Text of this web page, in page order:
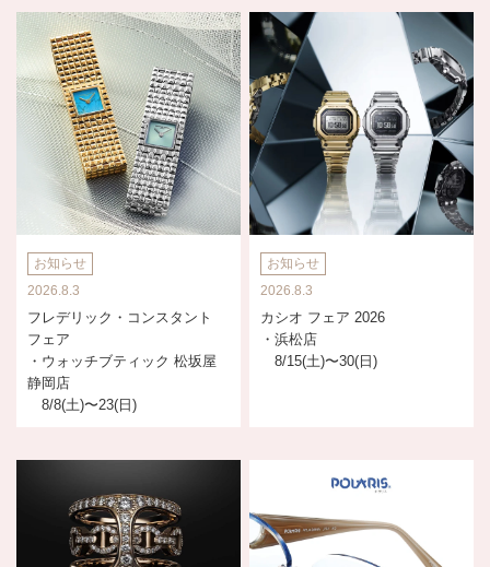
お知らせ
2026.8.3
フレデリック・コンスタント
フェア
・ウォッチブティック 松坂屋
静岡店
8/8(土)〜23(日)
お知らせ
2026.8.3
カシオ フェア 2026
・浜松店
8/15(土)〜30(日)